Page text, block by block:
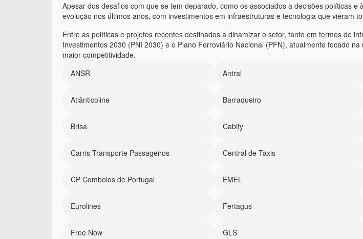
Apesar dos desafios com que se tem deparado, como os associados a decisões políticas
evolução nos últimos anos, com investimentos em infraestruturas e tecnologia que vieram
Entre as políticas e projetos recentes destinados a dinamizar o setor, tanto em termos de
Investimentos 2030 (PNI 2030) e o Plano Ferroviário Nacional (PFN), atualmente focado
maior competitividade.
ANSR
Antral
Atlânticoline Barraqueiro
Brisa Cabify
Carris Transporte Passageiros Central de Taxis
CP Comboios de Portugal EMEL
Eurolines Fertagus
Free Now GLS